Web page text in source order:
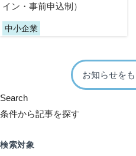
イン・事前申込制）
中小企業
お知らせを
Search
条件から記事を探す
検索対象